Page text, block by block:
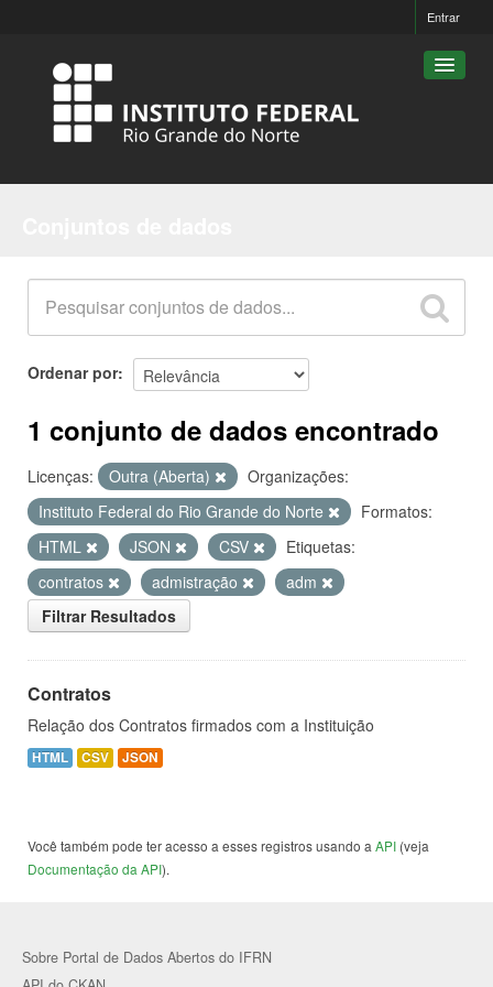
Entrar
Grupos
Sobre
Ordenar por
1 conjunto de dados encontrado
Licenças: Outra (Aberta)
Organizações:
Instituto Federal do Rio Grande do Norte
Formatos:
HTML
JSON CSV
Etiquetas:
contratos
admistração
adm
Filtrar Resultados
Contratos
Relação dos Contratos firmados com a Instituição
HTML CSV JSON
Você também pode ter acesso a esses registros usando a API (veja
Documentação da API).
Sobre Portal de Dados Abertos do IFRN